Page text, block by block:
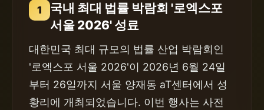
1
국내 최대 법률 박람회 '로엑스포
서울 2026' 성료
대한민국 최대 규모의 법률 산업 박람회인
'로엑스포 서울 2026'이 2026년 6월 24일
부터 26일까지 서울 양재동 aT센터에서 성
황리에 개최되었습니다. 이번 행사는 사전